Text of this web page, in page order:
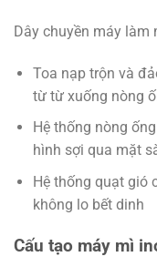
Dây chuyền máy làm
Toa nạp trộn và
từ từ xuống nòng
Hệ thống nòng
hình sợi qua mặt
Hệ thống quạt gió
không lo bết dinh
Cấu tạo máy mì